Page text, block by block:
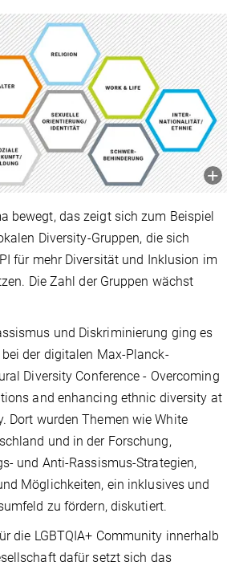
bewegt, das zeigt sich zum Beispiel
Diversity-Gruppen, die sich
für mehr Diversität und Inklusion im
Die Zahl der Gruppen wächst
und Diskriminierung ging es
der digitalen Max-Planck-
Diversity Conference - Overcoming
and enhancing ethnic diversity at
Dort wurden Themen wie White
und in der Forschung,
und Anti-Rassismus-Strategien,
Möglichkeiten, ein inklusives und
zu fördern, diskutiert.
die LGBTQIA+ Community innerhalb
dafür setzt sich das